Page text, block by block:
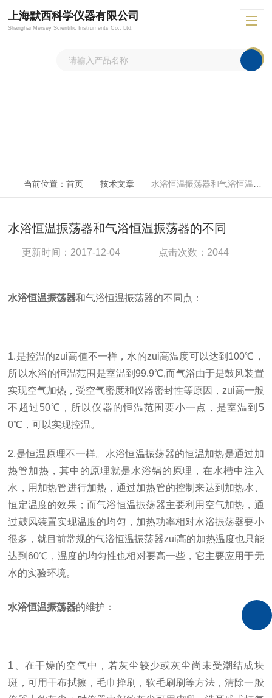
上海默西科学仪器有限公司
Shanghai Mersey Scientific Instruments Co., Ltd.
当前位置： 首页 技术文章 水浴恒温振荡器和气浴恒温振荡器的不同
水浴恒温振荡器和气浴恒温振荡器的不同
更新时间：2017-12-04 点击次数：2044
水浴恒温振荡器和气浴恒温振荡器的不同点：
1.是控温的zui高值不一样，水的zui高温度可以达到100℃，
所以水浴的恒温范围是室温到99.9℃,而气浴由于是鼓风装置
实现空气加热，受空气密度和仪器密封性等原因，zui高一般
不超过50℃，所以仪器的恒温范围要小一点，是室温到5
0℃，可以实现控温。
2.是恒温原理不一样。水浴恒温振荡器的恒温加热是通过加
热管加热，其中的原理就是水浴锅的原理，在水槽中注入
水，用加热管进行加热，通过加热管的控制来达到加热水、
恒定温度的效果；而气浴恒温振荡器主要利用空气加热，通
过鼓风装置实现温度的均匀，加热功率相对水浴振荡器要小
很多，就目前常规的气浴恒温振荡器zui高的加热温度也只能
达到60℃，温度的均匀性也相对要高一些，它主要应用于无
水的实验环境。
水浴恒温振荡器的维护：
1、在干燥的空气中，若灰尘较少或灰尘尚未受潮结成块
斑，可用干布拭擦，毛巾掸刷，软毛刷刷等方法，清除一般